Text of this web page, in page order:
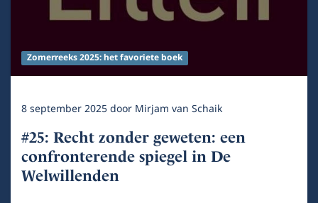
Zomerreeks 2025: het favoriete boek
8 september 2025door Mirjam van Schaik
#25: Recht zonder geweten: een
confronterende spiegel in De
Welwillenden